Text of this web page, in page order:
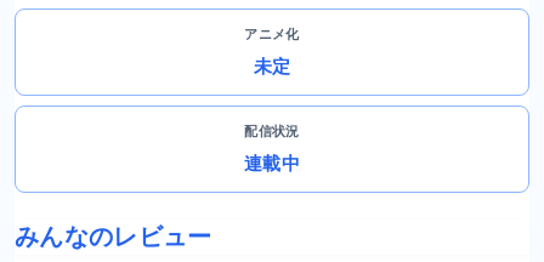
アニメ化
未定
配信状況
連載中
みんなのレビュー